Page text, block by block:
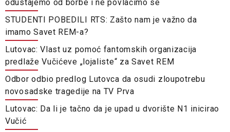
odustajemo od borbe i ne povlačimo se
STUDENTI POBEDILI RTS: Zašto nam je važno da
imamo Savet REM-a?
Lutovac: Vlast uz pomoć fantomskih organizacija
predlaže Vučićeve „lojaliste“ za Savet REM
Odbor odbio predlog Lutovca da osudi zloupotrebu
novosadske tragedije na TV Prva
Lutovac: Da li je tačno da je upad u dvorište N1 inicirao
Vučić